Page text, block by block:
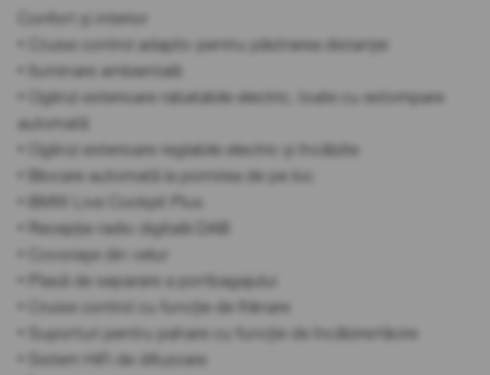
Confort și interior
• Cruise control adaptiv pentru păstrarea distanței
• Iluminare ambientală
• Oglinzi exterioare rabatabile electric, toate cu estompare
automată
• Oglinzi exterioare reglabile electric și încălzite
• Blocare automată la pornirea de pe loc
• BMW Live Cockpit Plus
• Recepție radio digitală DAB
• Covorașe din velur
• Plasă de separare a portbagajului
• Cruise control cu funcție de frânare
• Suporturi pentru pahare cu funcție de încălzire/răcire
• Sistem HiFi de difuzoare